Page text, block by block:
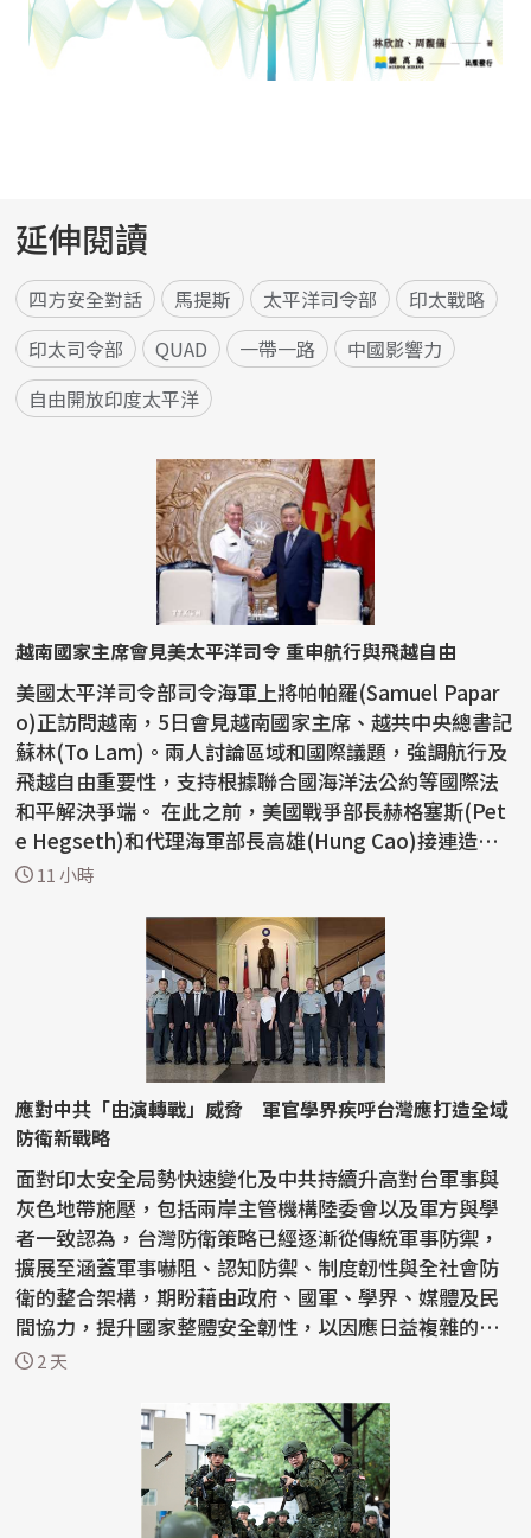
延伸閱讀
四方安全對話 馬提斯 太平洋司令部
印太戰略
印太司令部
QUAD 一帶一路
中國影響力
自由開放印度太平洋
越南國家主席會見美太平洋司令 重申航行與飛越自由
美國太平洋司令部司令海軍上將帕帕羅(Samuel Papar
o)正訪問越南，5日會見越南國家主席、越共中央總書記
蘇林(To Lam)。兩人討論區域和國際議題，強調航行及
飛越自由重要性，支持根據聯合國海洋法公約等國際法
和平解決爭端。 在此之前，美國戰爭部長赫格塞斯(Pet
e Hegseth)和代理海軍部長高雄(Hung Cao)接連造訪
越南...
11 小時
應對中共「由演轉戰」威脅 軍官學界疾呼台灣應打造全域
防衛新戰略
面對印太安全局勢快速變化及中共持續升高對台軍事與
灰色地帶施壓，包括兩岸主管機構陸委會以及軍方與學
者一致認為，台灣防衛策略已經逐漸從傳統軍事防禦，
擴展至涵蓋軍事嚇阻、認知防禦、制度韌性與全社會防
衛的整合架構，期盼藉由政府、國軍、學界、媒體及民
間協力，提升國家整體安全韌性，以因應日益複雜的安
全挑戰。...
2 天